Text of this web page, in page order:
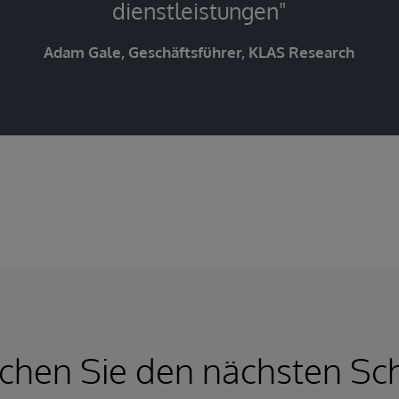
dienstleistungen"
Adam Gale, Geschäftsführer, KLAS Research
Sie den nächsten